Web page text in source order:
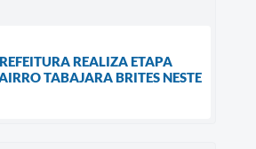
REALIZA ETAPA
TABAJARA BRITES NESTE